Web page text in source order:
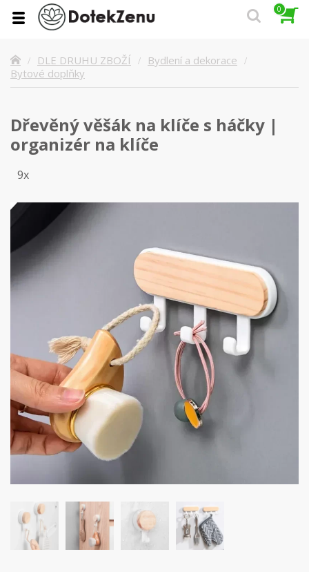
0
DLE DRUHU ZBOŽÍ
Bydlení a dekorace
Bytové doplňky
Dřevěný věšák na klíče s háčky |
organizér na klíče
9x